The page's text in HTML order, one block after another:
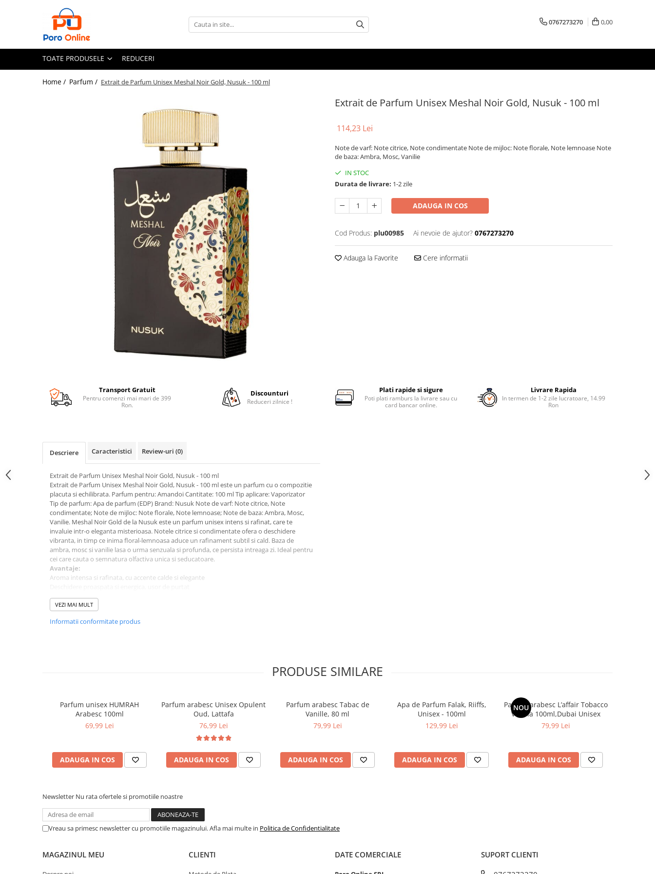
Toate Produsele
0767273270 0,00
TOATE PRODUSELE REDUCERI
Home / Parfum / Extrait de Parfum Unisex Meshal Noir Gold, Nusuk - 100 ml
Extrait de Parfum Unisex Meshal Noir Gold, Nusuk - 100 ml
114,23 Lei
Note de varf: Note citrice, Note condimentate Note de mijloc: Note florale, Note lemnoase Note
de baza: Ambra, Mosc, Vanilie
IN STOC
Durata de livrare: 1-2 zile
ADAUGA IN COS
Cod Produs: plu00985 Ai nevoie de ajutor? 0767273270
Adauga la Favorite Cere informatii
Transport Gratuit
Pentru comenzi mai mari de 399
Ron.
Discounturi
Reduceri zilnice !
Plati rapide si sigure
Poti plati ramburs la livrare sau cu
card bancar online.
Livrare Rapida
In termen de 1-2 zile lucratoare, 14.99
Ron
Descriere Caracteristici Review-uri (0)
Extrait de Parfum Unisex Meshal Noir Gold, Nusuk - 100 ml
Extrait de Parfum Unisex Meshal Noir Gold, Nusuk - 100 ml este un parfum cu o compozitie
placuta si echilibrata. Parfum pentru: Amandoi Cantitate: 100 ml Tip aplicare: Vaporizator
Tip de parfum: Apa de parfum (EDP) Brand: Nusuk Note de varf: Note citrice, Note
condimentate; Note de mijloc: Note florale, Note lemnoase; Note de baza: Ambra, Mosc,
Vanilie. Meshal Noir Gold de la Nusuk este un parfum unisex intens si rafinat, care te
invaluie intr-o eleganta misterioasa. Notele citrice si condimentate ofera o deschidere
vibranta, in timp ce inima floral-lemnoasa aduce un rafinament subtil si cald. Baza de
ambra, mosc si vanilie lasa o urma senzuala si profunda, ce persista intreaga zi. Ideal pentru
cei care cauta o semnatura olfactiva unica si seducatoare.
Avantaje:
Aroma intensa si rafinata, cu accente calde si elegante
Acorduri florale placute, potrivite pentru o prezenta eleganta
Comanda acum si descopera un parfum de calitate, potrivit pentru orice ocazie.
Parfum pentru: Unisex
VEZI MAI MULT
Informatii conformitate produs
PRODUSE SIMILARE
Parfum unisex HUMRAH
Arabesc 100ml
69,99 Lei
ADAUGA IN COS
Parfum arabesc Unisex Opulent
Oud, Lattafa
76,99 Lei
ADAUGA IN COS
Parfum arabesc Tabac de
Vanille, 80 ml
79,99 Lei
ADAUGA IN COS
Apa de Parfum Falak, Riiffs,
Unisex - 100ml
129,99 Lei
ADAUGA IN COS
NOU
Parfum arabesc L’affair Tobacco
Vanilla 100ml,Dubai Unisex
79,99 Lei
ADAUGA IN COS
Newsletter Nu rata ofertele si promotiile noastre
Vreau sa primesc newsletter cu promotiile magazinului. Afla mai multe in Politica de Confidentialitate
MAGAZINUL MEU CLIENTI DATE COMERCIALE SUPORT CLIENTI